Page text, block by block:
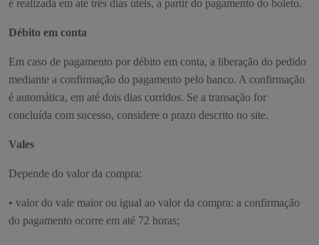
é realizada em até três dias úteis, a partir do pagamento do boleto.
Débito em conta
Em caso de pagamento por débito em conta, a liberação do pedido
mediante a confirmação do pagamento pelo banco. A confirmação
é automática, em até dois dias corridos. Se a transação for
concluída com sucesso, considere o prazo descrito no site.
Vales
Depende do valor da compra:
• valor do vale maior ou igual ao valor da compra: a confirmação
do pagamento ocorre em até 72 horas;